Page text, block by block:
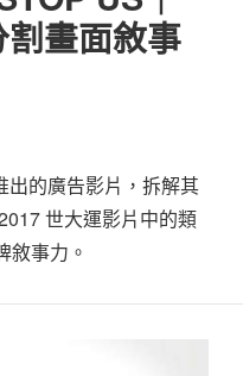
畫面敘事
出的廣告影片，拆解其
世大運影片中的類
敘事力。